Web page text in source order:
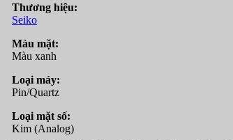
Thương hiệu:
Seiko
Màu mặt:
Màu xanh
Loại máy:
Pin/Quartz
Loại mặt số:
Kim (Analog)